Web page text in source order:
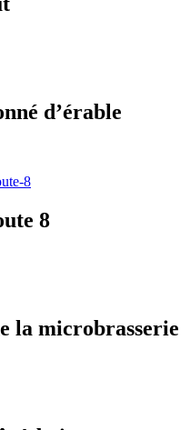
d’érable
8
la microbrasserie